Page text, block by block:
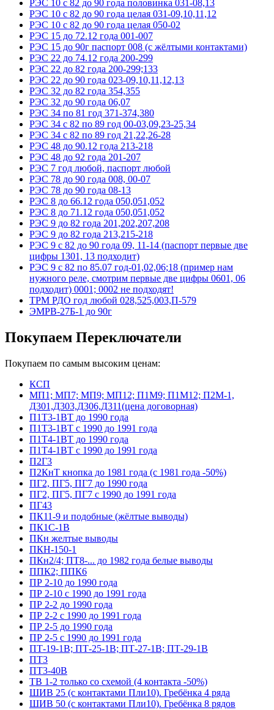
РЭС 10 с 82 до 90 года половинка 031-08,13
РЭС 10 с 82 до 90 года целая 031-09,10,11,12
РЭС 10 с 82 до 90 года целая 050-02
РЭС 15 до 72.12 года 001-007
РЭС 15 до 90г паспорт 008 (с жёлтыми контактами)
РЭС 22 до 74.12 года 200-299
РЭС 22 до 82 года 200-299;133
РЭС 22 до 90 года 023-09,10,11,12,13
РЭС 32 до 82 года 354,355
РЭС 32 до 90 года 06,07
РЭС 34 по 81 год 371-374,380
РЭС 34 с 82 по 89 год 00-03,09,23-25,34
РЭС 34 с 82 по 89 год 21,22,26-28
РЭС 48 до 90.12 года 213-218
РЭС 48 до 92 года 201-207
РЭС 7 год любой, паспорт любой
РЭС 78 до 90 года 008, 00-07
РЭС 78 до 90 года 08-13
РЭС 8 до 66.12 года 050,051,052
РЭС 8 до 71.12 года 050,051,052
РЭС 9 до 82 года 201,202,207,208
РЭС 9 до 82 года 213,215-218
РЭС 9 с 82 до 90 года 09, 11-14 (паспорт первые две
цифры 1301, 13 подходит)
РЭС 9 с 82 по 85.07 год-01,02,06;18 (пример нам
нужного реле, смотрим первые две цифры 0601, 06
подходит) 0001; 0002 не подходят!
ТРМ РДО год любой 028,525,003,П-579
ЭМРВ-27Б-1 до 90г
Покупаем Переключатели
Покупаем по самым высоким ценам:
КСП
МП1; МП7; МП9; МП12; П1М9; П1М12; П2М-1,
Д301,Д303,Д306,Д311(цена договорная)
П1Т3-1ВТ до 1990 года
П1Т3-1ВТ с 1990 до 1991 года
П1Т4-1ВТ до 1990 года
П1Т4-1ВТ с 1990 до 1991 года
П2Г3
П2КнТ кнопка до 1981 года (с 1981 года -50%)
ПГ2, ПГ5, ПГ7 до 1990 года
ПГ2, ПГ5, ПГ7 с 1990 до 1991 года
ПГ43
ПК11-9 и подобные (жёлтые выводы)
ПК1С-1В
ПКн желтые выводы
ПКН-150-1
ПКн2/4; ПТ8-... до 1982 года белые выводы
ППК2; ППК6
ПР 2-10 до 1990 года
ПР 2-10 с 1990 до 1991 года
ПР 2-2 до 1990 года
ПР 2-2 с 1990 до 1991 года
ПР 2-5 до 1990 года
ПР 2-5 с 1990 до 1991 года
ПТ-19-1В; ПТ-25-1В; ПТ-27-1В; ПТ-29-1В
ПТ3
ПТ3-40В
ТВ 1-2 только со схемой (4 контакта -50%)
ШИВ 25 (с контактами Пли10). Гребёнка 4 ряда
ШИВ 50 (с контактами Пли10). Гребёнка 8 рядов